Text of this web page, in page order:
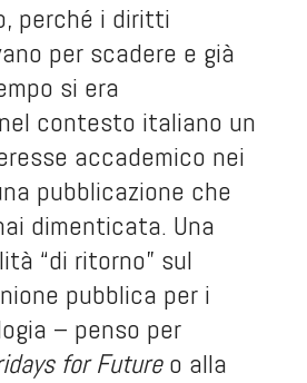
perché i diritti
per scadere e già
si era
contesto italiano un
accademico nei
pubblicazione che
dimenticata. Una
“di ritorno” sul
pubblica per i
– penso per
for Futureo alla